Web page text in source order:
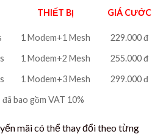
THIẾT BỊ GIÁ CƯỚC
1 Modem+1 Mesh
229.000 đ
1 Modem+2 Mesh
255.000 đ
1 Modem+3 Mesh
299.000 đ
bao gồm VAT 10%
mãi có thể thay đổi theo từng